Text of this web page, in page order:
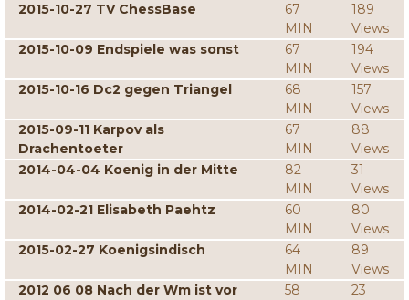
2015-10-27 TV ChessBase
67
MIN
189
Views
2015-10-09 Endspiele was sonst
67
MIN
194
Views
2015-10-16 Dc2 gegen Triangel
68
MIN
157
Views
2015-09-11 Karpov als
Drachentoeter
67
MIN
88
Views
2014-04-04 Koenig in der Mitte
82
MIN
31
Views
2014-02-21 Elisabeth Paehtz
60
MIN
80
Views
2015-02-27 Koenigsindisch
64
MIN
89
Views
2012 06 08 Nach der Wm ist vor
58
23